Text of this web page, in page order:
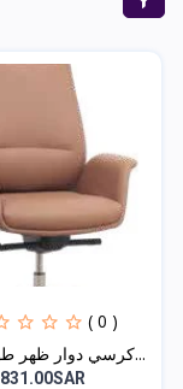
( 0 )
كرسي دوار ظهر طويل فخم...
831.00SAR